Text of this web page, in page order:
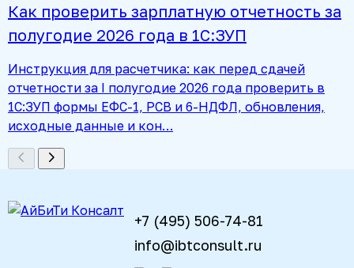
Как проверить зарплатную отчетность за
полугодие 2026 года в 1С:ЗУП
Инструкция для расчетчика: как перед сдачей
отчетности за I полугодие 2026 года проверить в
1С:ЗУП формы ЕФС-1, РСВ и 6-НДФЛ, обновления,
исходные данные и кон…
+7 (495) 506-74-81
info@ibtconsult.ru